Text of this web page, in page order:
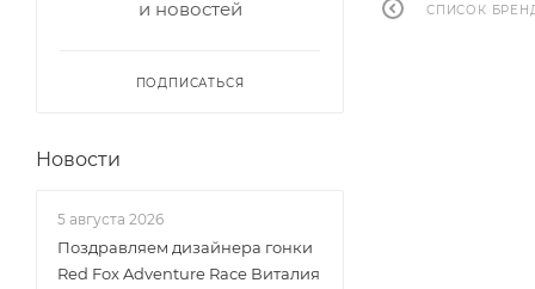
СПИСОК
и новостей
ПОДПИСАТЬСЯ
Новости
5 августа 2026
Поздравляем дизайнера гонки
Red Fox Adventure Race Виталия